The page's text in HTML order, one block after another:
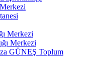
Merkezi
Merkezi
GÜNEŞ Toplum